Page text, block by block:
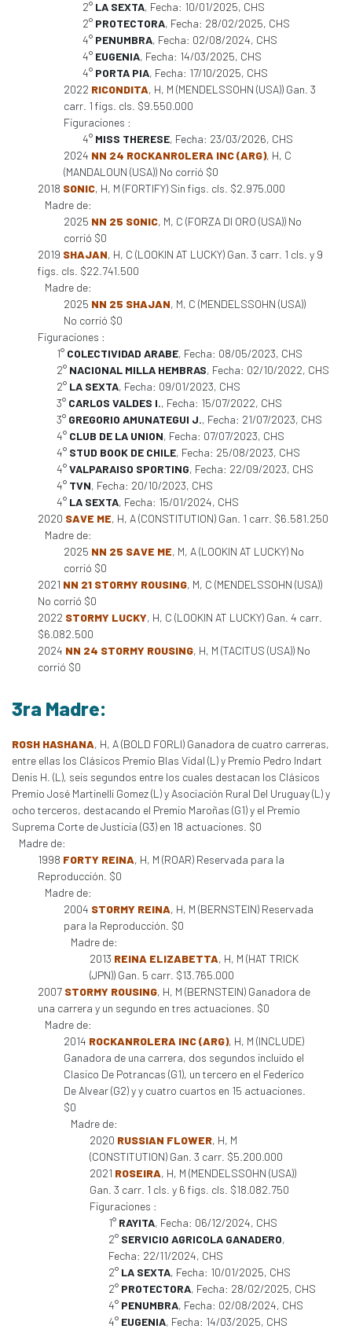
2° LA SEXTA, Fecha: 10/01/2025, CHS
2° PROTECTORA, Fecha: 28/02/2025, CHS
4° PENUMBRA, Fecha: 02/08/2024, CHS
4° EUGENIA, Fecha: 14/03/2025, CHS
4° PORTA PIA, Fecha: 17/10/2025, CHS
2022 RICONDITA, H, M (MENDELSSOHN (USA)) Gan. 3
carr. 1 figs. cls. $9.550.000
Figuraciones :
4° MISS THERESE, Fecha: 23/03/2026, CHS
2024 NN 24 ROCKANROLERA INC (ARG), H, C
(MANDALOUN (USA)) No corrió $0
2018 SONIC, H, M (FORTIFY) Sin figs. cls. $2.975.000
Madre de:
2025 NN 25 SONIC, M, C (FORZA DI ORO (USA)) No
corrió $0
2019 SHAJAN, H, C (LOOKIN AT LUCKY) Gan. 3 carr. 1 cls. y 9
figs. cls. $22.741.500
Madre de:
2025 NN 25 SHAJAN, M, C (MENDELSSOHN (USA))
No corrió $0
Figuraciones :
1° COLECTIVIDAD ARABE, Fecha: 08/05/2023, CHS
2° NACIONAL MILLA HEMBRAS, Fecha: 02/10/2022, CHS
2° LA SEXTA, Fecha: 09/01/2023, CHS
3° CARLOS VALDES I., Fecha: 15/07/2022, CHS
3° GREGORIO AMUNATEGUI J., Fecha: 21/07/2023, CHS
4° CLUB DE LA UNION, Fecha: 07/07/2023, CHS
4° STUD BOOK DE CHILE, Fecha: 25/08/2023, CHS
4°VALPARAISO SPORTING, Fecha: 22/09/2023, CHS
4° TVN, Fecha: 20/10/2023, CHS
4° LA SEXTA, Fecha: 15/01/2024, CHS
2020 SAVE ME, H, A (CONSTITUTION) Gan. 1 carr. $6.581.250
Madre de:
2025 NN 25 SAVE ME, M, A (LOOKIN AT LUCKY) No
corrió $0
2021 NN 21 STORMY ROUSING, M, C (MENDELSSOHN (USA))
No corrió $0
2022 STORMY LUCKY, H, C (LOOKIN AT LUCKY) Gan. 4 carr.
$6.082.500
2024 NN 24 STORMY ROUSING, H, M (TACITUS (USA)) No
corrió $0
3ra Madre:
ROSH HASHANA, H, A (BOLD FORLI) Ganadora de cuatro carreras,
entre ellas los Clásicos Premio Blas Vidal (L) y Premio Pedro Indart
Denis H. (L), seis segundos entre los cuales destacan los Clásicos
Premio José Martinelli Gomez (L) y Asociación Rural Del Uruguay (L) y
ocho terceros, destacando el Premio Maroñas (G1) y el Premio
Suprema Corte de Justicia (G3) en 18 actuaciones. $0
Madre de:
1998 FORTY REINA, H, M (ROAR) Reservada para la
Reproducción. $0
Madre de:
2004 STORMY REINA, H, M (BERNSTEIN) Reservada
para la Reproducción. $0
Madre de:
2013 REINA ELIZABETTA, H, M (HAT TRICK
(JPN)) Gan. 5 carr. $13.765.000
2007 STORMY ROUSING, H, M (BERNSTEIN) Ganadora de
una carrera y un segundo en tres actuaciones. $0
Madre de:
2014 ROCKANROLERA INC (ARG), H, M (INCLUDE)
Ganadora de una carrera, dos segundos incluido el
Clasico De Potrancas (G1), un tercero en el Federico
De Alvear (G2) y y cuatro cuartos en 15 actuaciones.
$0
Madre de:
2020 RUSSIAN FLOWER, H, M
(CONSTITUTION) Gan. 3 carr. $5.200.000
2021 ROSEIRA, H, M (MENDELSSOHN (USA))
Gan. 3 carr. 1 cls. y 6 figs. cls. $18.082.750
Figuraciones :
1° RAYITA, Fecha: 06/12/2024, CHS
2° SERVICIO AGRICOLA GANADERO,
Fecha: 22/11/2024, CHS
2° LA SEXTA, Fecha: 10/01/2025, CHS
2° PROTECTORA, Fecha: 28/02/2025, CHS
4° PENUMBRA, Fecha: 02/08/2024, CHS
4° EUGENIA, Fecha: 14/03/2025, CHS